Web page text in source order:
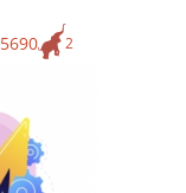
2
5690